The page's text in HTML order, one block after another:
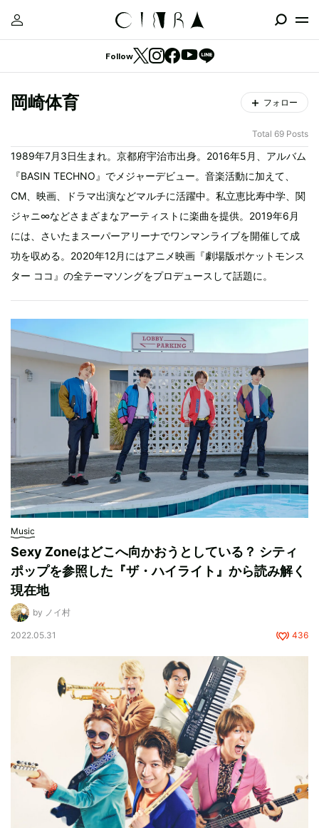
Follow
岡崎体育 フォロー
Total 69 Posts
1989年7月3日生まれ。京都府宇治市出身。2016年5月、アルバム
『BASIN TECHNO』でメジャーデビュー。音楽活動に加えて、
CM、映画、ドラマ出演などマルチに活躍中。私立恵比寿中学、関
ジャニ∞などさまざまなアーティストに楽曲を提供。2019年6月
には、さいたまスーパーアリーナでワンマンライブを開催して成
功を収める。2020年12月にはアニメ映画『劇場版ポケットモンス
ター ココ』の全テーマソングをプロデュースして話題に。
Music
Sexy Zoneはどこへ向かおうとしている？ シティ
ポップを参照した『ザ・ハイライト』から読み解く
現在地
by ノイ村
2022.05.31 436